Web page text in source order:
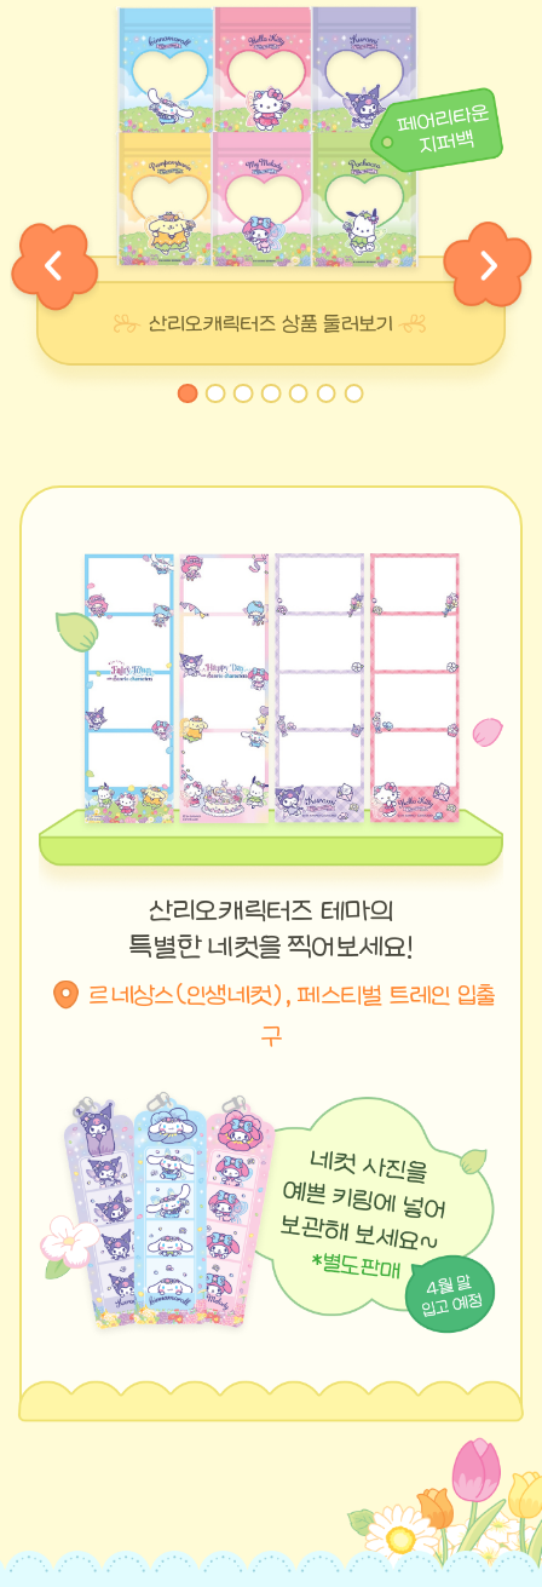
산리오캐릭터즈 테마의
특별한 네컷을 찍어보세요!
르네상스(인생네컷), 페스티벌 트레인 입출
구